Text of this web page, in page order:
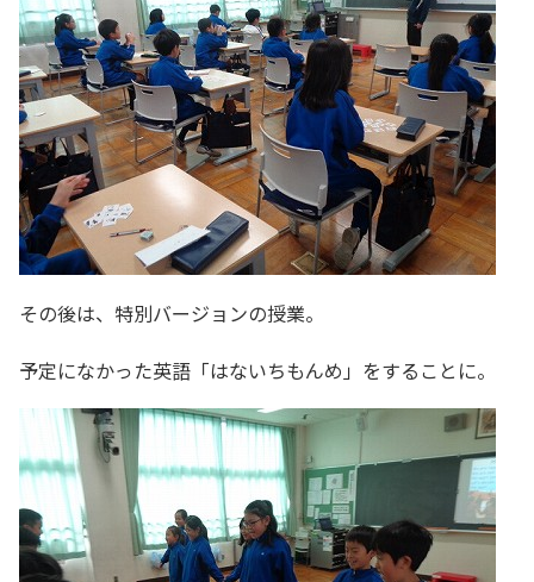
その後は、特別バージョンの授業。
予定になかった英語「はないちもんめ」をすることに。